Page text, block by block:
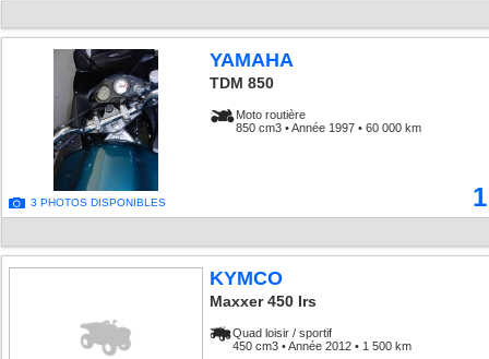
3 PHOTOS DISPONIBLES
YAMAHA
TDM 850
Moto routière
850 cm3 • Année 1997 • 60 000 km
KYMCO
Maxxer 450 Irs
Quad loisir / sportif
450 cm3 • Année 2012 • 1 500 km